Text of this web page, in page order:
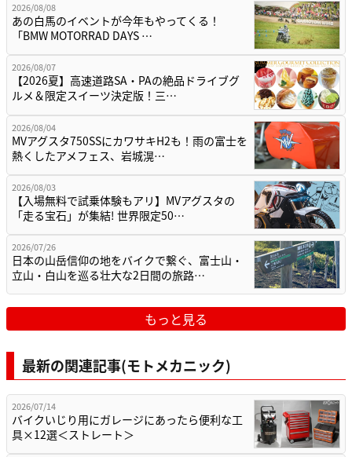
2026/08/08
あの白馬のイベントが今年もやってくる！
「BMW MOTORRAD DAYS …
2026/08/07
【2026夏】高速道路SA・PAの絶品ドライブグ
ルメ＆限定スイーツ決定版！三…
2026/08/04
MVアグスタ750SSにカワサキH2も！雨の富士を
熱くしたアメフェス、岩城滉…
2026/08/03
【入場無料で試乗体験もアリ】MVアグスタの
「走る宝石」が集結! 世界限定50…
2026/07/26
日本の山岳信仰の地をバイクで繋ぐ、富士山・
立山・白山を巡る壮大な2日間の旅路…
もっと見る
最新の関連記事(モトメカニック)
2026/07/14
バイクいじり用にガレージにあったら便利な工
具×12選＜ストレート＞